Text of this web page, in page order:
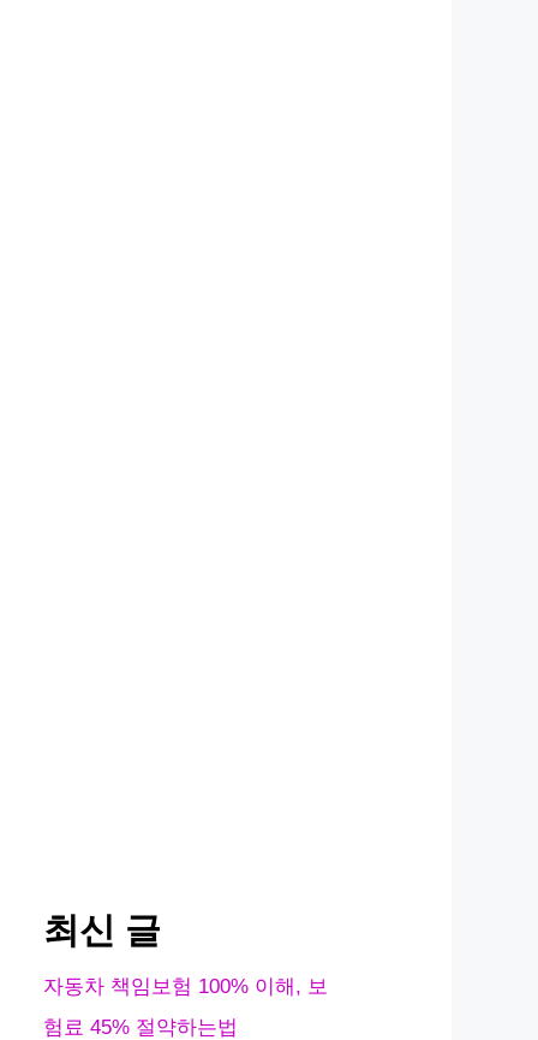
최신 글
자동차 책임보험 100% 이해, 보
험료 45% 절약하는법